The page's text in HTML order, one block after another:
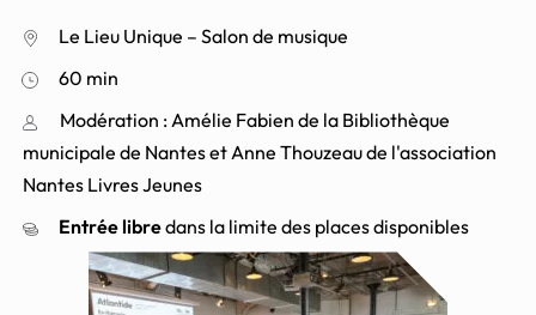
Le Lieu Unique – Salon de musique
60 min
Modération : Amélie Fabien de la Bibliothèque
municipale de Nantes et Anne Thouzeau de l'association
Nantes Livres Jeunes
Entrée libredans la limite des places disponibles